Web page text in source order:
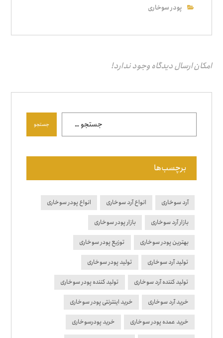
پودر سوخاری
امکان ارسال دیدگاه وجود ندارد!
جستجو
برچسب‌ها
آرد سوخاری انواع آرد سوخاری انواع پودر سوخاری
بازار آرد سوخاری بازار پودر سوخاری
بهترین پودر سوخاری توزیع پودر سوخاری
تولید آرد سوخاری تولید پودر سوخاری
تولید کننده آرد سوخاری تولید کننده پودر سوخاری
خرید آرد سوخاری خرید اینترنتی پودر سوخاری
خرید عمده پودر سوخاری خرید پودرسوخاری